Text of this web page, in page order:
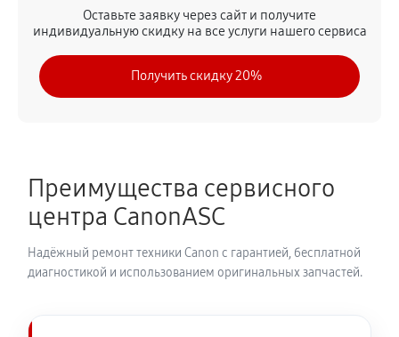
Оставьте заявку через сайт и получите
индивидуальную скидку на все услуги нашего сервиса
Получить скидку 20%
Преимущества сервисного
центра CanonASC
Надёжный ремонт техники Canon с гарантией, бесплатной
диагностикой и использованием оригинальных запчастей.